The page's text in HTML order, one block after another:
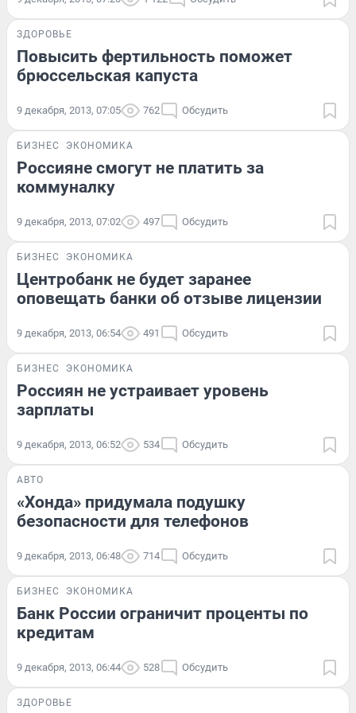
ЗДОРОВЬЕ
Повысить фертильность поможет
брюссельская капуста
9 декабря, 2013, 07:05 762 Обсудить
БИЗНЕС ЭКОНОМИКА
Россияне смогут не платить за
коммуналку
9 декабря, 2013, 07:02 497 Обсудить
БИЗНЕС ЭКОНОМИКА
Центробанк не будет заранее
оповещать банки об отзыве лицензии
9 декабря, 2013, 06:54 491 Обсудить
БИЗНЕС ЭКОНОМИКА
Россиян не устраивает уровень
зарплаты
9 декабря, 2013, 06:52 534 Обсудить
АВТО
«Хонда» придумала подушку
безопасности для телефонов
9 декабря, 2013, 06:48 714 Обсудить
БИЗНЕС ЭКОНОМИКА
Банк России ограничит проценты по
кредитам
9 декабря, 2013, 06:44 528 Обсудить
ЗДОРОВЬЕ